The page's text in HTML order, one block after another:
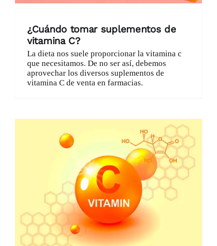
¿Cuándo tomar suplementos de
vitamina C?
La dieta nos suele proporcionar la vitamina c
que necesitamos. De no ser así, debemos
aprovechar los diversos suplementos de
vitamina C de venta en farmacias.